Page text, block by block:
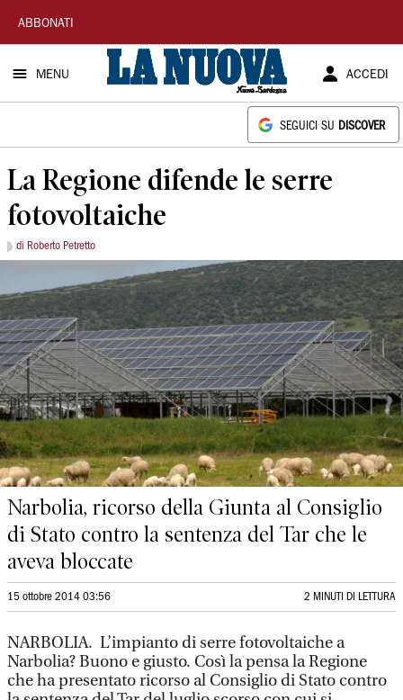
La
Nuova
Sardegna
ABBONATI
MENU ACCEDI
SEGUICI SU DISCOVER
La Regione difende le serre
fotovoltaiche
di Roberto Petretto
Narbolia, ricorso della Giunta al Consiglio
di Stato contro la sentenza del Tar che le
aveva bloccate
15 ottobre 2014 03:56 2 MINUTI DI LETTURA
NARBOLIA. L’impianto di serre fotovoltaiche a
Narbolia? Buono e giusto. Così la pensa la Regione
che ha presentato ricorso al Consiglio di Stato contro